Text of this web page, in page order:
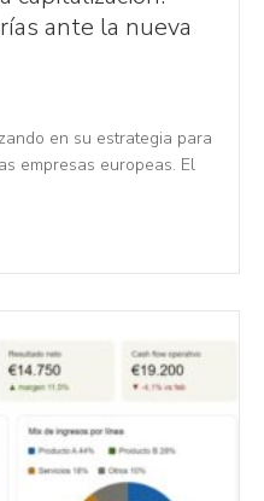
ante la nueva
en su estrategia para
empresas europeas. El